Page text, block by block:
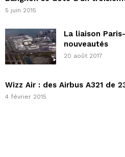
5 juin 2015
La liaison
nouveautés
20 août 2017
Wizz Air : des Airbus A321 de
4 février 2015